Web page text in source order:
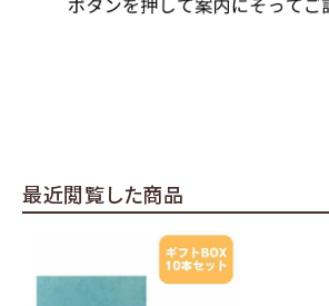
最近閲覧した商品